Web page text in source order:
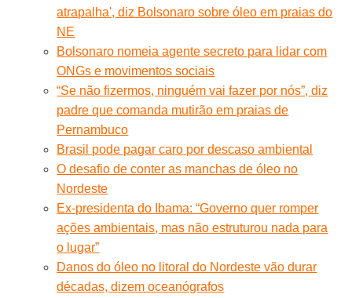
atrapalha', diz Bolsonaro sobre óleo em praias do
NE
Bolsonaro nomeia agente secreto para lidar com
ONGs e movimentos sociais
“Se não fizermos, ninguém vai fazer por nós”, diz
padre que comanda mutirão em praias de
Pernambuco
Brasil pode pagar caro por descaso ambiental
O desafio de conter as manchas de óleo no
Nordeste
Ex-presidenta do Ibama: “Governo quer romper
ações ambientais, mas não estruturou nada para
o lugar”
Danos do óleo no litoral do Nordeste vão durar
décadas, dizem oceanógrafos